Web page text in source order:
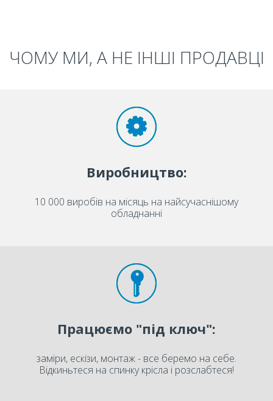
ЧОМУ МИ, А НЕ ІНШІ ПРОДАВЦІ
Виробництво:
10 000 виробів на місяць на найсучаснішому
обладнанні
Працюємо "під ключ":
заміри, ескізи, монтаж - все беремо на себе.
Відкиньтеся на спинку крісла і розслабтеся!